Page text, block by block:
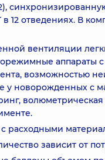
12 отведениях. В
вентиляции
аппараты
возможностью
у новорожденных с
расходными
зависит от